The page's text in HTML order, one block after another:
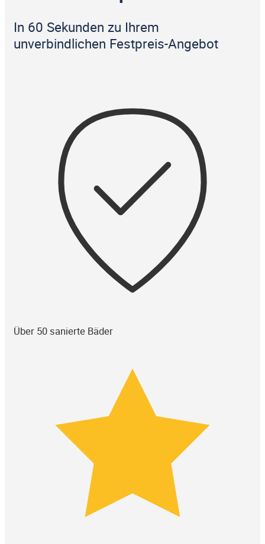
In 60 Sekunden zu Ihrem
unverbindlichen Festpreis-Angebot
Über 50 sanierte Bäder